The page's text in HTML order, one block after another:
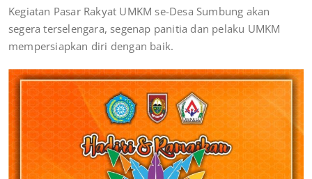
Kegiatan Pasar Rakyat UMKM se-Desa Sumbung akan
segera terselengara, segenap panitia dan pelaku UMKM
mempersiapkan diri dengan baik.